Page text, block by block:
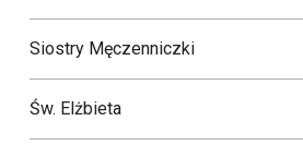
Siostry Męczenniczki
Św. Elżbieta